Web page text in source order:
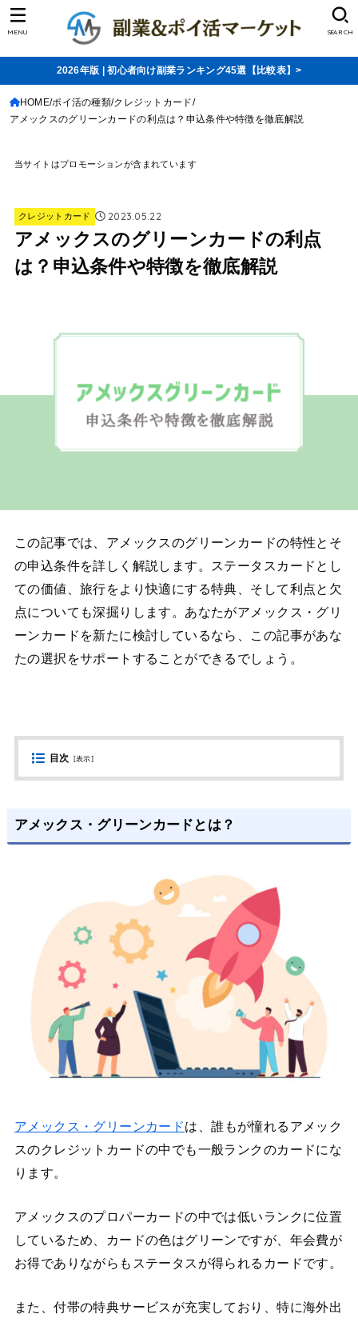
SEARCH
MENU
2026年版 | 初心者向け副業ランキング45選【比較表】>
HOME ポイ活の種類 クレジットカード
アメックスのグリーンカードの利点は？申込条件や特徴を徹底解説
当サイトはプロモーションが含まれています
クレジットカード 2023.05.22
アメックスのグリーンカードの利点
は？申込条件や特徴を徹底解説
この記事では、アメックスのグリーンカードの特性とそ
の申込条件を詳しく解説します。ステータスカードとし
ての価値、旅行をより快適にする特典、そして利点と欠
点についても深掘りします。あなたがアメックス・グリ
ーンカードを新たに検討しているなら、この記事があな
たの選択をサポートすることができるでしょう。
目次 [表示]
アメックス・グリーンカードとは？
アメックス・グリーンカードは、誰もが憧れるアメック
スのクレジットカードの中でも一般ランクのカードにな
ります。
アメックスのプロパーカードの中では低いランクに位置
しているため、カードの色はグリーンですが、年会費が
お得でありながらもステータスが得られるカードです。
また、付帯の特典サービスが充実しており、特に海外出